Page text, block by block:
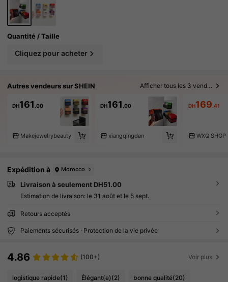
Quantité / Taille
Cliquez pour acheter
Autres vendeurs sur SHEIN Afficher tous les 3 vendeurs
DH161 .00
Makejewelrybeauty
DH161 .00
xiangqingdan
DH169.41
WXQ SHOP
Expédition à Morocco
Livraison à seulement DH51.00
Estimation de livraison: le 31 août et le 5 sept.
Retours acceptés
Paiements sécurisés · Protection de la vie privée
4.86 (100+) Voir plus
logistique rapide(1) Élégant(e)(2) bonne qualité(20)